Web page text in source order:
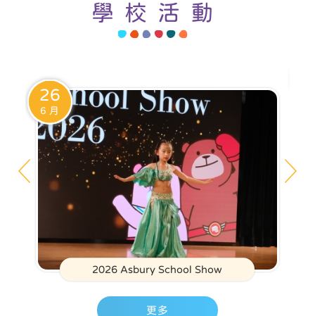
學校活動
26
6 月
2026 Asbury School Show
更多